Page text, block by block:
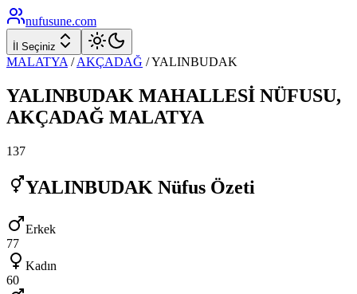
nufusune.com
İl Seçiniz
MALATYA / AKÇADAĞ /YALINBUDAK
YALINBUDAK MAHALLESİ NÜFUSU,
AKÇADAĞ MALATYA
137
YALINBUDAK Nüfus Özeti
Erkek
77
Kadın
60